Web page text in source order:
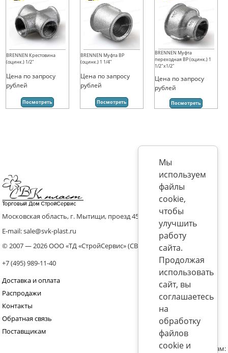
BRENNEN Крестовина
(оцинк.) 1/2"
Цена по запросу
рублей
Посмотреть
BRENNEN Муфта ВР
(оцинк.) 1 1/4"
Цена по запросу
рублей
Посмотреть
BRENNEN Муфта
переходная ВР (оцинк.) 1
1/2"х1/2"
Цена по запросу
рублей
Посмотреть
Московская область, г. Мытищи, проезд 4536 владение 8, стр.10
E-mail: sale@svk-plast.ru
© 2007 — 2026 ООО «ТД «СтройСервис» (СВК)
+7 (495) 989-11-40
Доставка и оплата
Распродажи
Контакты
Обратная связь
Поставщикам
Присоединяйтесь к нам:
Мы
используем
файлы
cookie,
чтобы
улучшить
работу
сайта.
Продолжая
использовать
сайт, вы
соглашаетесь
на
обработку
файлов
cookie и